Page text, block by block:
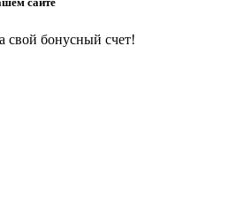
свой бонусный счет!